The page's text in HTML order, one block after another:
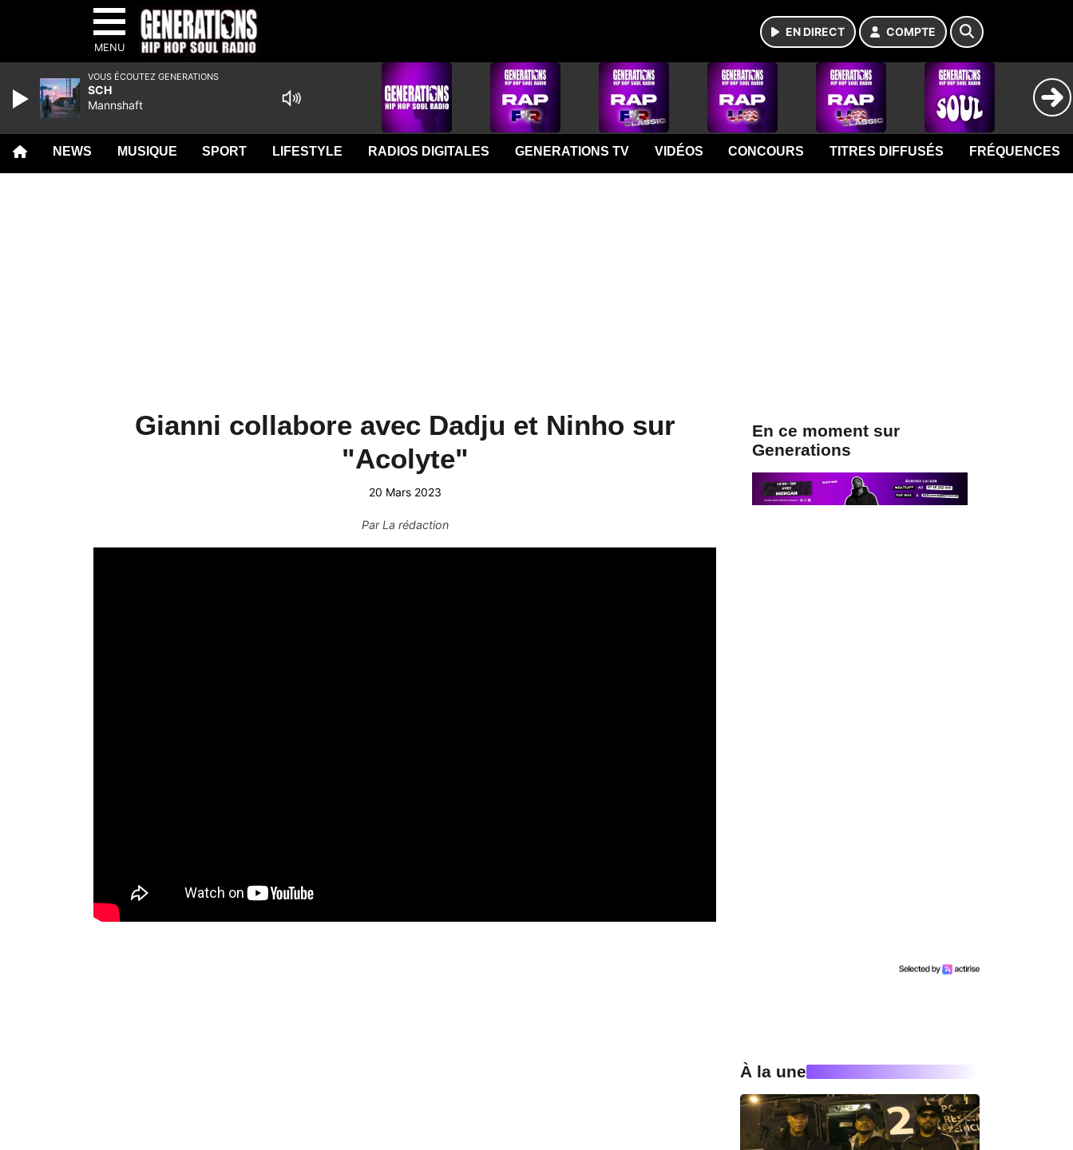
MENU
EN DIRECT COMPTE
NEWS MUSIQUE SPORT LIFESTYLE RADIOS DIGITALES GENERATIONS TV VIDÉOS CONCOURS TITRES DIFFUSÉS FRÉQUENCES
Gianni collabore avec Dadju et Ninho sur
"Acolyte"
20 Mars 2023
ParLa rédaction
En ce moment sur
Generations
À la une
VOUS ÉCOUTEZ GENERATIONS
SCH
Mannshaft